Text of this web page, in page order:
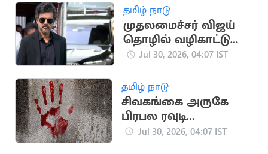
தமிழ் நாடு
முதலமைச்சர் விஜய்
தொழில் வழிகாட்டு
மையத்திற்கு வருகை
Jul 30, 2026, 04:07 IST
தமிழ் நாடு
சிவகங்கை அருகே
பிரபல ரவுடி
வெட்டிக்கொலை
Jul 30, 2026, 04:07 IST